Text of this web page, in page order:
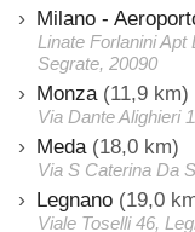
Milano -
Linate Forlanini
Segrate, 20090
Monza (11,9 km)
Via Dante Alighieri
Meda (18,0 km)
Via S Caterina Da
Legnano (19,0
Viale Toselli 46,